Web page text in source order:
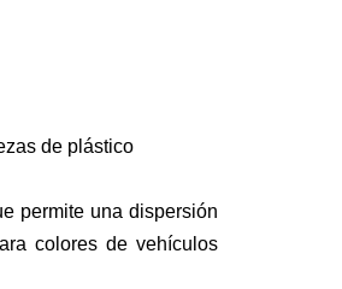
de plástico
permite una dispersión
colores de vehículos